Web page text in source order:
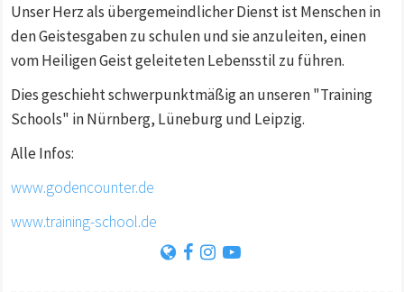
Unser Herz als übergemeindlicher Dienst ist Menschen in
den Geistesgaben zu schulen und sie anzuleiten, einen
vom Heiligen Geist geleiteten Lebensstil zu führen.
Dies geschieht schwerpunktmäßig an unseren "Training
Schools" in Nürnberg, Lüneburg und Leipzig.
Alle Infos:
www.godencounter.de
www.training-school.de